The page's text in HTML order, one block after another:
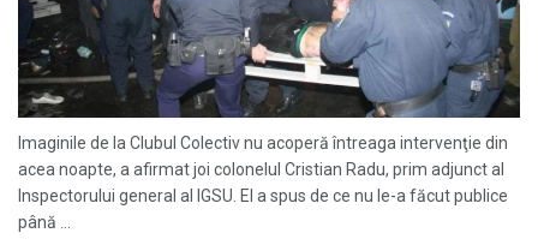
Imaginile de la Clubul Colectiv nu acoperă întreaga intervenţie din
acea noapte, a afirmat joi colonelul Cristian Radu, prim adjunct al
Inspectorului general al IGSU. El a spus de ce nu le-a făcut publice
până ...